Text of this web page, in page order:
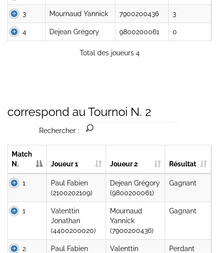
3 Mournaud Yannick 7900200436 3
4 Dejean Grégory 9800200061 0
Total des joueurs 4
correspond au Tournoi N. 2
Rechercher :
Match
N.
Joueur 1 Joueur 2 Résultat
1
Paul Fabien
(2100202109)
Dejean Grégory
(9800200061)
Gagnant
1
Valenttin
Jonathan
(4400200020)
Mournaud
Yannick
(7900200436)
Gagnant
2
Paul Fabien
Valenttin
Perdant